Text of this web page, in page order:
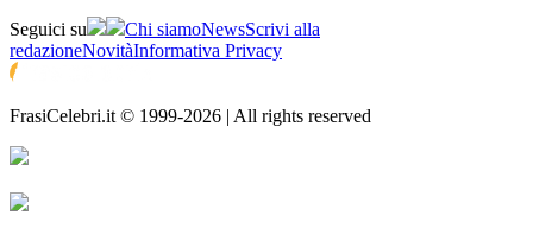
Seguici su Chi siamoNewsScrivi alla
redazioneNovitàInformativa Privacy
FrasiCelebri.it © 1999-2026 | All rights reserved